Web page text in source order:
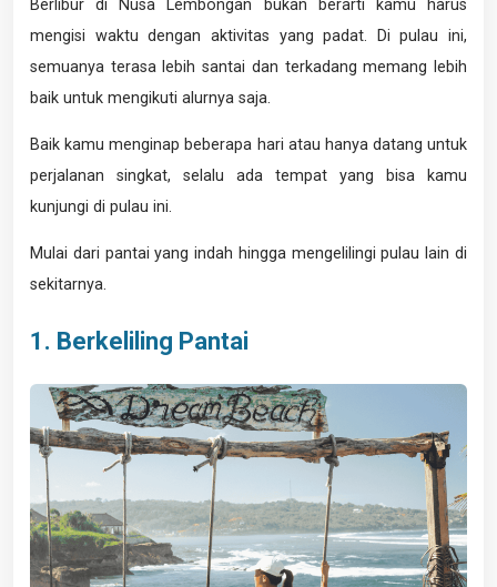
Berlibur di Nusa Lembongan bukan berarti kamu harus
mengisi waktu dengan aktivitas yang padat. Di pulau ini,
semuanya terasa lebih santai dan terkadang memang lebih
baik untuk mengikuti alurnya saja.
Baik kamu menginap beberapa hari atau hanya datang untuk
perjalanan singkat, selalu ada tempat yang bisa kamu
kunjungi di pulau ini.
Mulai dari pantai yang indah hingga mengelilingi pulau lain di
sekitarnya.
1. Berkeliling Pantai